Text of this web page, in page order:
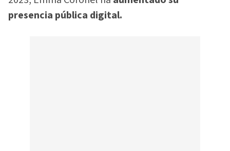
presencia pública digital.